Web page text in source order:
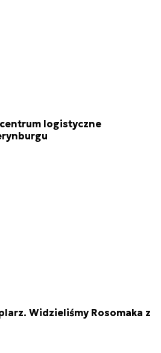
logistyczne
Widzieliśmy Rosomaka z